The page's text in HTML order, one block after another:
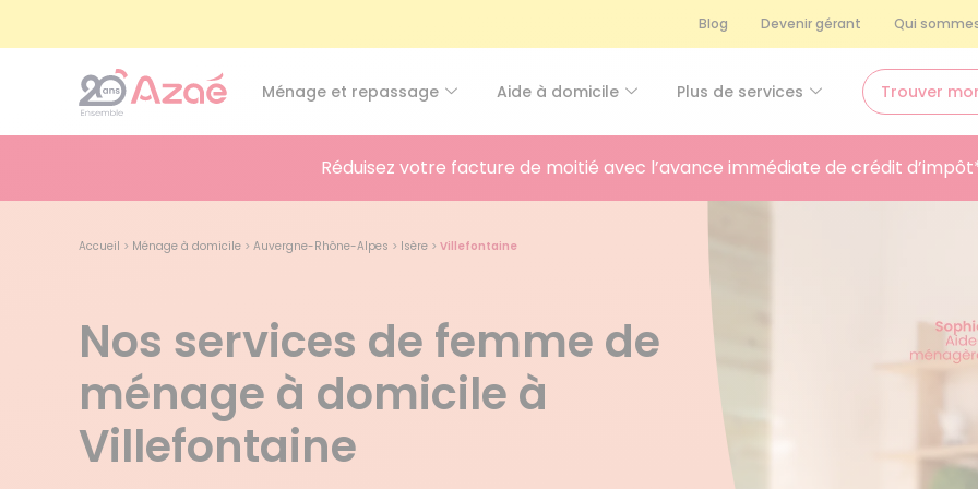
Blog Devenir gérant Qui
Ménage et repassage Aide à domicile Plus de services Trouver
Réduisez votre facture de moitié avec l’avance immédiate de crédit
Accueil > Ménage à domicile > Auvergne-Rhône-Alpes > Isère > Villefontaine
Nos services de femme de
ménage à domicile à
Villefontaine